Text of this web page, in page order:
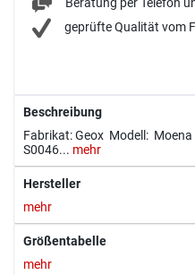
Beratung per Telefon
geprüfte Qualität vom
Beschreibung
Fabrikat: Geox Modell:
S0046... mehr
Hersteller
mehr
Größentabelle
mehr